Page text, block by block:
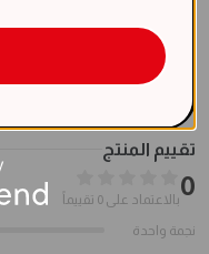
ستايل
تقييم المنتج
0بالاعتماد على 0 تقييماً
نجمة واحدة